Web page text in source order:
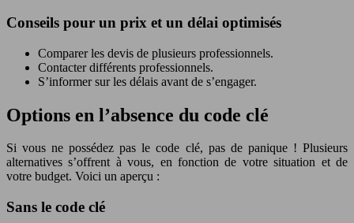
Conseils pour un prix et un délai optimisés
Comparer les devis de plusieurs professionnels.
Contacter différents professionnels.
S’informer sur les délais avant de s’engager.
Options en l’absence du code clé
Si vous ne possédez pas le code clé, pas de panique ! Plusieurs
alternatives s’offrent à vous, en fonction de votre situation et de
votre budget. Voici un aperçu :
Sans le code clé